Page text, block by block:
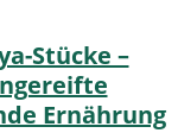
Stücke –
Ernährung